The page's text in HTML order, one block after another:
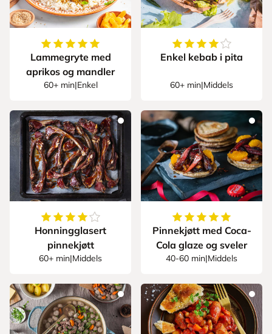
5av5stjerner
Lammegryte med
aprikos og mandler
60+ min|Enkel
4.166666666666667
Enkel kebab i pita
60+ min|Middels
4.5av5 stjerner
Honningglasert
pinnekjøtt
60+ min|Middels
5av5stjerner
Pinnekjøtt med Coca-
Cola glaze og sveler
40-60 min|Middels